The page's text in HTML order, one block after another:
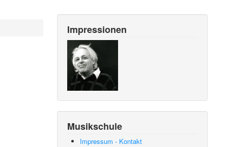
Impressionen
Musikschule
Impressum - Kontakt